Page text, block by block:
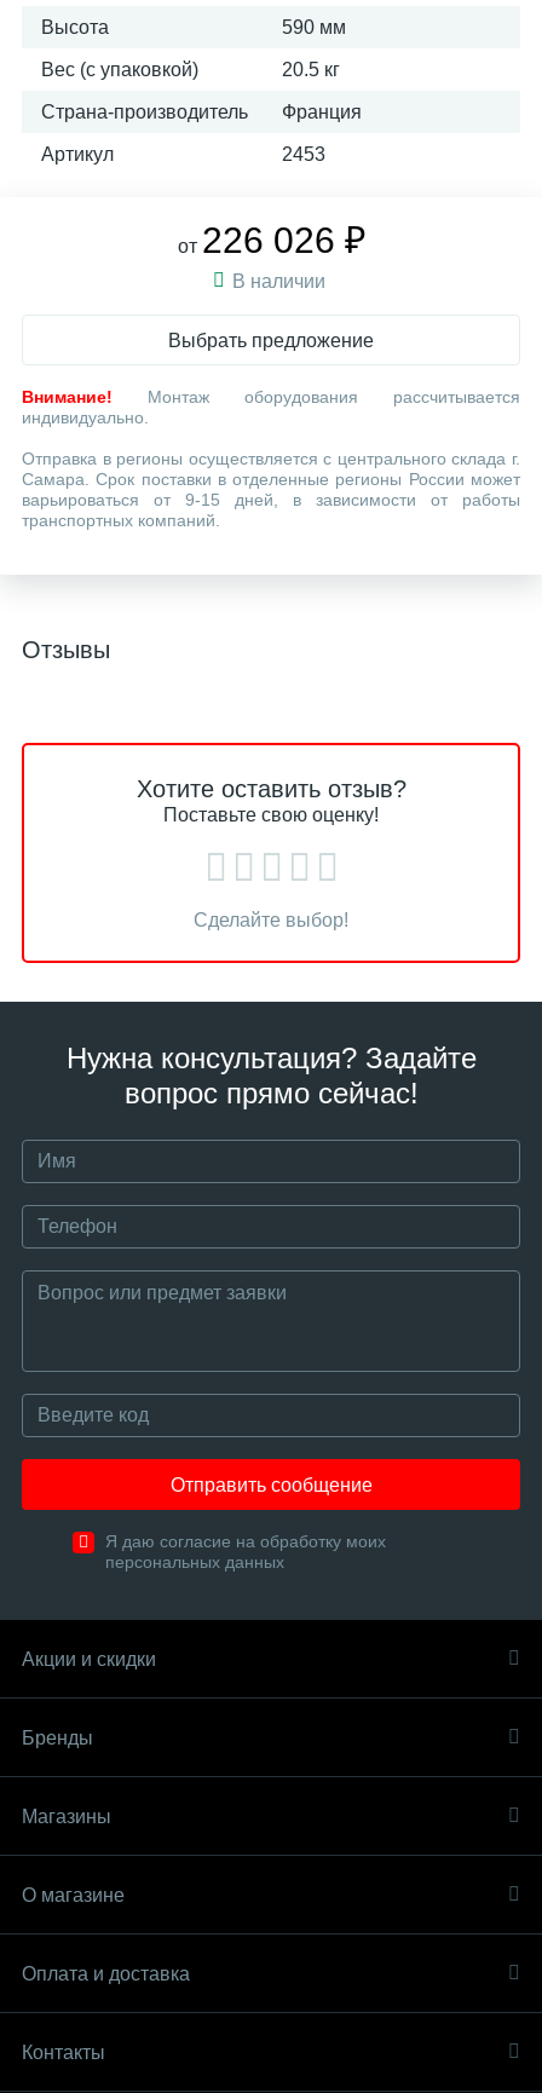
Высота 590 мм
Вес (с упаковкой) 20.5 кг
Страна-производитель Франция
Артикул 2453
от 226 026 ₽
В наличии
Выбрать предложение
Внимание! Монтаж оборудования рассчитывается
индивидуально.
Отправка в регионы осуществляется с центрального склада г.
Самара. Срок поставки в отделенные регионы России может
варьироваться от 9-15 дней, в зависимости от работы
транспортных компаний.
Отзывы
Хотите оставить отзыв?
Поставьте свою оценку!
Сделайте выбор!
Нужна консультация? Задайте
вопрос прямо сейчас!
Отправить сообщение
Я даю согласие на обработку моих
персональных данных
Акции и скидки
Бренды
Магазины
О магазине
Оплата и доставка
Контакты